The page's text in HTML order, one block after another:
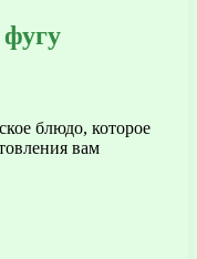
блюдо, которое
вам